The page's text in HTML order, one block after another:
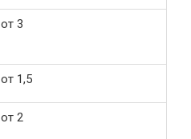
от 3
от 1,5
от 2